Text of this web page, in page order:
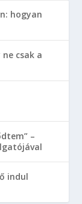
hogyan
csak a
–
indul